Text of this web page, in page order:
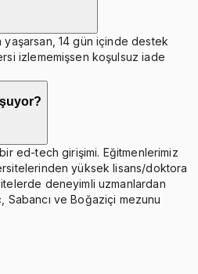
14 gün içinde destek
izlememişsen koşulsuz iade
ed-tech girişimi. Eğitmenlerimiz
yüksek lisans/doktora
deneyimli uzmanlardan
ve Boğaziçi mezunu